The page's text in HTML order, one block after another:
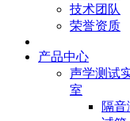
技术团队
荣誉资质
产品中心
声学测试
室
隔音